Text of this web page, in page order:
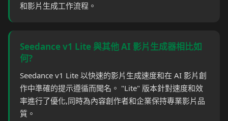
和影片生成工作流程。
Seedance v1 Lite 與其他 AI 影片生成器相比如
何?
Seedance v1 Lite 以快速的影片生成速度和在 AI 影片創
作中準確的提示遵循而聞名。 "Lite" 版本針對速度和效
率進行了優化,同時為內容創作者和企業保持專業影片品
質。